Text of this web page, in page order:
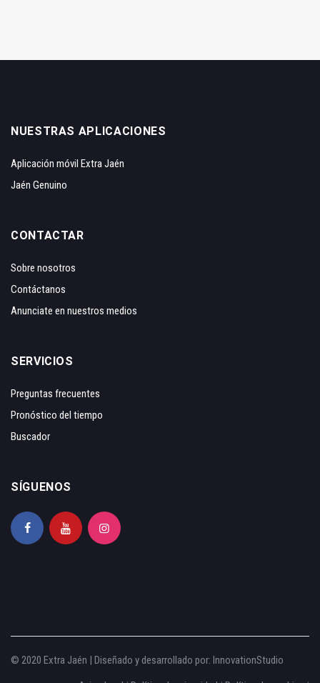
NUESTRAS APLICACIONES
Aplicación móvil Extra Jaén
Jaén Genuino
CONTACTAR
Sobre nosotros
Contáctanos
Anunciate en nuestros medios
SERVICIOS
Preguntas frecuentes
Pronóstico del tiempo
Buscador
SÍGUENOS
© 2020 Extra Jaén | Diseñado y desarrollado por: InnovationStudio